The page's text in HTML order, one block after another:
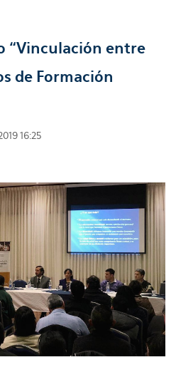
“Vinculación entre
de Formación
16:25